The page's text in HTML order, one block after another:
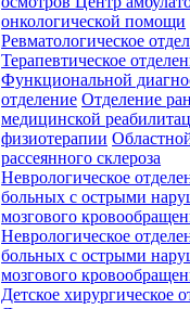
онкологической помощи
Ревматологическое
Терапевтическое
Функциональной
отделение Отделение
медицинской
физиотерапии
рассеянного склероза
Неврологическое
больных с острыми
мозгового
Неврологическое
больных с острыми
мозгового
Детское хирургическое